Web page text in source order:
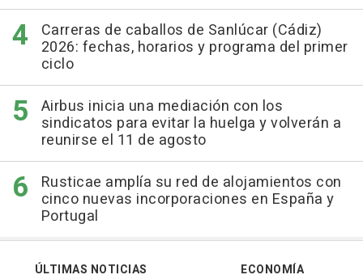
Carreras de caballos de Sanlúcar (Cádiz)
2026: fechas, horarios y programa del primer
ciclo
Airbus inicia una mediación con los
sindicatos para evitar la huelga y volverán a
reunirse el 11 de agosto
Rusticae amplía su red de alojamientos con
cinco nuevas incorporaciones en España y
Portugal
ÚLTIMAS NOTICIAS
ECONOMÍA